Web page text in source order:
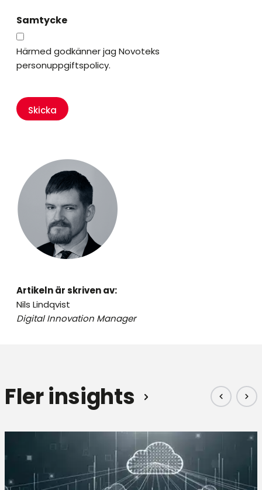
Samtycke
Härmed godkänner jag Novoteks
personuppgiftspolicy.
Artikeln är skriven av:
Nils Lindqvist
Digital Innovation Manager
Fler insights